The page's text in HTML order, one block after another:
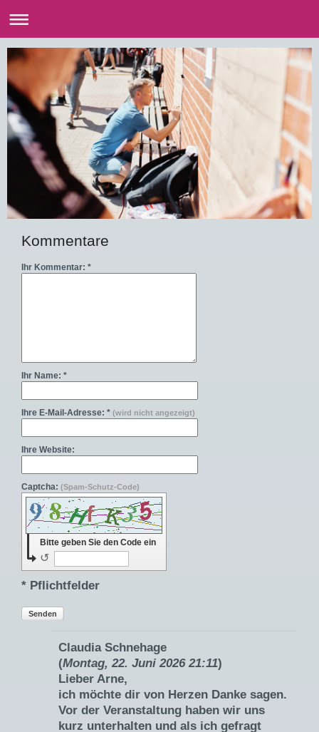
Kommentare
Ihr Kommentar: *
Ihr Name: *
Ihre E-Mail-Adresse: * (wird nicht angezeigt)
Ihre Website:
Captcha: (Spam-Schutz-Code)
Bitte geben Sie den Code ein
↺
* Pflichtfelder
Senden
Claudia Schnehage
(Montag, 22. Juni 2026 21:11)
Lieber Arne,
ich möchte dir von Herzen Danke sagen.
Vor der Veranstaltung haben wir uns
kurz unterhalten und als ich gefragt